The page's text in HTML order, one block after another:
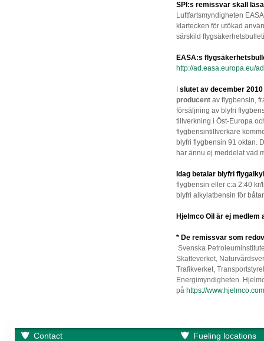
SPI:s remissvar skall
Luftfartsmyndigheten
klartecken för utökad
särskild
EASA:s
http://ad.easa.europa.eu/
slutet av december
producent av flygbensin,
försäljning av blyfri
tillverkning i Öst-Europa
flygbensintillverkare
blyfri flygbensin 91 oktan.
har ännu ej meddelat vad
Idag betalar blyfri
flygbensin eller c:a 2:40
blyfri alkylatbensin för
Hjelmco Oil är ej medlem
* De remissvar som
Svenska
Skatteverket,
Trafikverket,
Energimyndigheten.
på https://
Contact Fueling locations